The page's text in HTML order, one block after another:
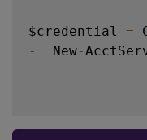
$credential =
-
  New
-